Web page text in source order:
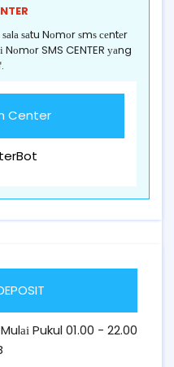
ѕаtu Nоmоr ѕmѕ сеntеr
SMS CENTER уаng
Center
Pukul 01.00 - 22.00